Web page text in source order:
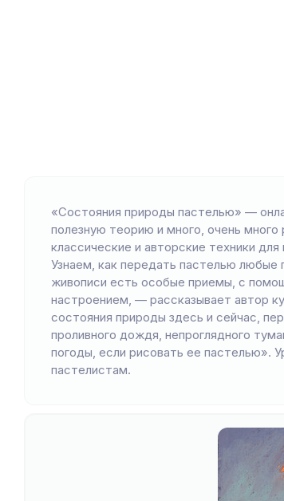
«Состояния природы пастелью» —
полезную теорию и много, очень
классические и авторские техники
Узнаем, как передать пастелью любые
живописи есть особые приемы, с
настроением, — рассказывает автор
состояния природы здесь и сейчас,
проливного дождя, непроглядного
погоды, если рисовать ее пастелью».
пастелистам.